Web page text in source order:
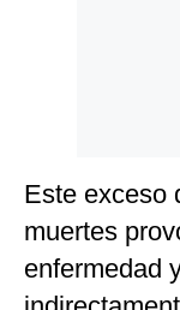
Este exceso
muertes
enfermedad